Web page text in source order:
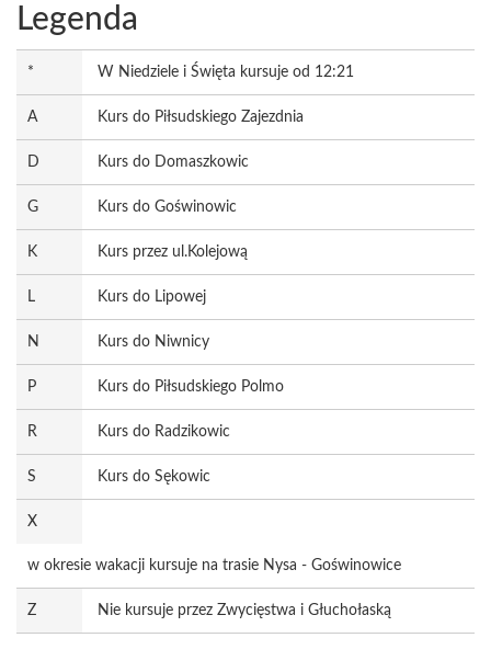
Legenda
* W Niedziele i Święta kursuje od 12:21
A Kurs do Piłsudskiego Zajezdnia
D Kurs do Domaszkowic
G Kurs do Goświnowic
K Kurs przez ul.Kolejową
L Kurs do Lipowej
N Kurs do Niwnicy
P Kurs do Piłsudskiego Polmo
R Kurs do Radzikowic
S Kurs do Sękowic
X
w okresie wakacji kursuje na trasie Nysa - Goświnowice
Z Nie kursuje przez Zwycięstwa i Głuchołaską